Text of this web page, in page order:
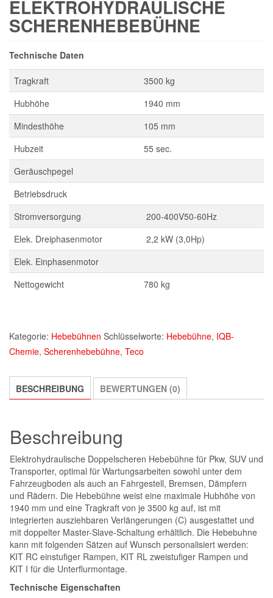
ELEKTROHYDRAULISCHE
SCHERENHEBEBÜHNE
Technische Daten
Tragkraft
3500 kg
Hubhöhe
1940 mm
Mindesthöhe
105 mm
Hubzeit
55 sec.
Geräuschpegel
Betriebsdruck
Stromversorgung
200-400V50-60Hz
Elek. Dreiphasenmotor
2,2 kW (3,0Hp)
Elek. Einphasenmotor
Nettogewicht
780 kg
Kategorie: Hebebühnen Schlüsselworte: Hebebühne, IQB-
Chemie, Scherenhebebühne, Teco
BESCHREIBUNG BEWERTUNGEN (0)
Beschreibung
Elektrohydraulische Doppelscheren Hebebühne für Pkw, SUV und
Transporter, optimal für Wartungsarbeiten sowohl unter dem
Fahrzeugboden als auch an Fahrgestell, Bremsen, Dämpfern
und Rädern. Die Hebebühne weist eine maximale Hubhöhe von
1940 mm und eine Tragkraft von je 3500 kg auf, ist mit
integrierten ausziehbaren Verlängerungen (C) ausgestattet und
mit doppelter Master-Slave-Schaltung erhältlich. Die Hebebuhne
kann mit folgenden Sätzen auf Wunsch personalisiert werden:
KIT RC einstuﬁger Rampen, KIT RL zweistuﬁger Rampen und
KIT I für die Unterﬂurmontage.
Technische Eigenschaften